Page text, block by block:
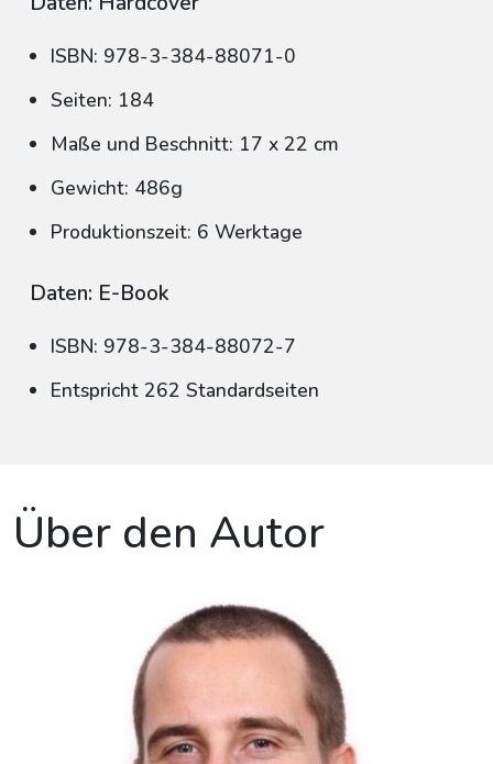
ISBN: 978-3-384-88071-0
Seiten: 184
Maße und Beschnitt: 17 x 22 cm
Gewicht: 486g
Produktionszeit: 6 Werktage
Daten: E-Book
ISBN: 978-3-384-88072-7
Entspricht 262 Standardseiten
Über den Autor